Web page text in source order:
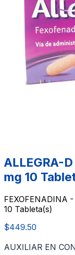
ALLEGRA-
mg 10
FEXOFENADINA
10 Tableta(s)
$449.50
AUXILIAR EN